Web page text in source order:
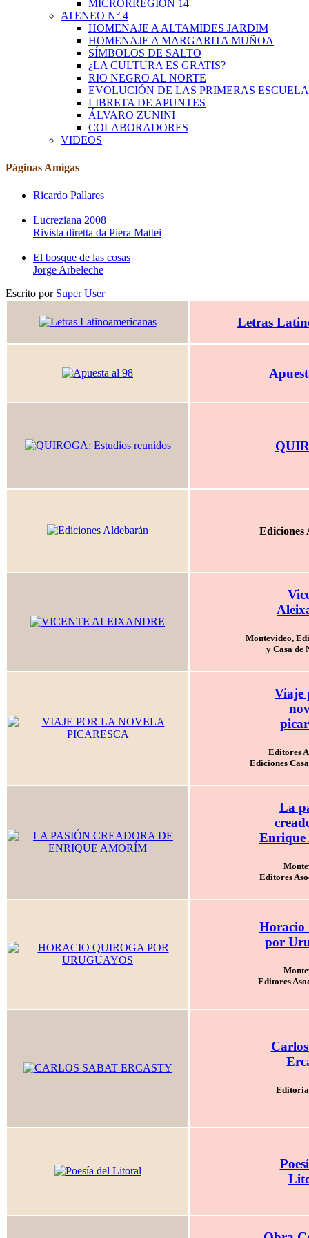
MICRORREGIÓN 14
ATENEO N° 4
HOMENAJE A ALTAMIDES JARDIM
HOMENAJE A MARGARITA MUÑOA
SÍMBOLOS DE SALTO
¿LA CULTURA ES GRATIS?
RIO NEGRO AL NORTE
EVOLUCIÓN DE LAS PRIMERAS
LIBRETA DE APUNTES
ÁLVARO ZUNINI
COLABORADORES
VIDEOS
Páginas Amigas
Ricardo Pallares
Lucreziana 2008
Rivista diretta da Piera Mattei
El bosque de las cosas
Jorge Arbeleche
Escrito por Super User
Letras
Ediciones
Montevideo,
y Casa de
Viaje
Editores
Ediciones
La
Editores
Horacio
por
Editores